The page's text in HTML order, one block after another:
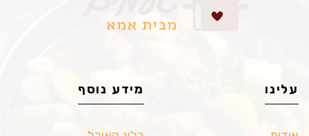
עלינו מידע נוסף